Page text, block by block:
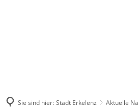
Sie sind hier: Stadt Erkelenz
Aktuelle